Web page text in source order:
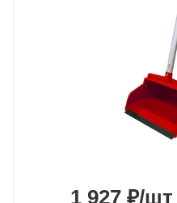
1 927 ₽/шт